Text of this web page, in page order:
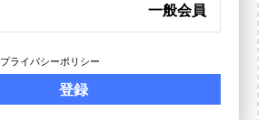
一般会員
プライバシーポリシー